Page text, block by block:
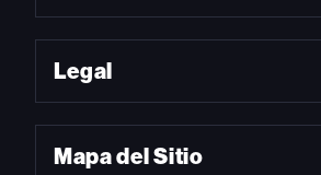
Legal
Mapa del Sitio